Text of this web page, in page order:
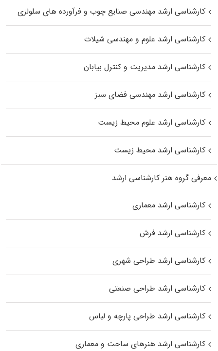
کارشناسی ارشد مهندسی صنایع چوب و فرآورده‌ های سلولزی
کارشناسی ارشد علوم و مهندسی شیلات
کارشناسی ارشد مدیریت و کنترل بیابان
کارشناسی ارشد مهندسی فضای سبز
کارشناسی ارشد علوم محیط‌ زیست
کارشناسی ارشد محیط زیست
معرفی گروه هنر کارشناسی ارشد
کارشناسی ارشد معماری
کارشناسی ارشد فرش
کارشناسی ارشد طراحی شهری
کارشناسی ارشد طراحی صنعتی
کارشناسی ارشد طراحی پارچه و لباس
کارشناسی ارشد هنرهای ساخت و معماری